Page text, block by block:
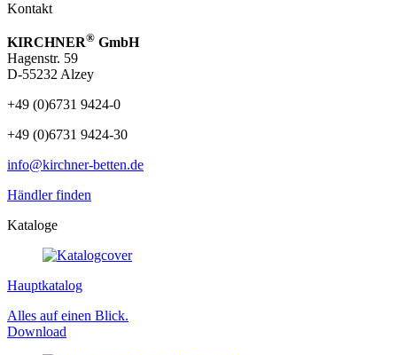
Kontakt
KIRCHNER® GmbH
Hagenstr. 59
D-55232 Alzey
+49 (0)6731 9424-0
+49 (0)6731 9424-30
info@kirchner-betten.de
Händler finden
Kataloge
Haupt­katalog
Alles auf einen Blick.
Download